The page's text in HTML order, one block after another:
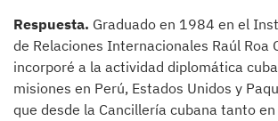
Respuesta. Graduado en 1984 en el
de Relaciones Internacionales Raúl Roa
incorporé a la actividad diplomática
misiones en Perú, Estados Unidos y
que desde la Cancillería cubana tanto